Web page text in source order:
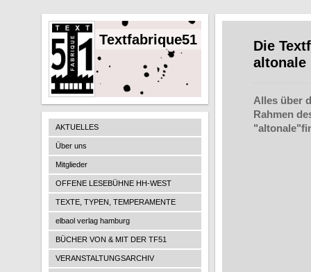
Textfabrique51
AKTUELLES
Über uns
Mitglieder
OFFENE LESEBÜHNE HH-WEST
TEXTE, TYPEN, TEMPERAMENTE
elbaol verlag hamburg
BÜCHER VON & MIT DER TF51
VERANSTALTUNGSARCHIV
Die
altonale
Alles über
Rahmen